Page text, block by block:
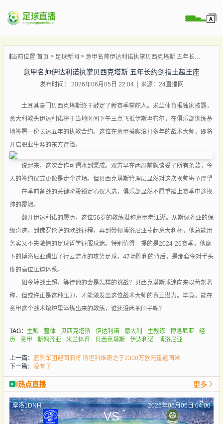
播当前位置:首页 足球新闻 意甲名帅伊达利诺执掌贝西克塔斯 五年长约剑指土超王座
意甲名帅伊达利诺执掌贝西克塔斯 五年长约剑指土超王座
发布时间： 2026年06月05日 22:04 来源：24直播网
土耳其豪门贝西克塔斯终于敲定了新赛季掌舵人。米兰体育报独家披露，
意大利教头伊达利诺将于当地时间下午三点飞抵伊斯坦布尔，在俱乐部训练基
地签署一份长达五年的执教合约。这位在意甲摸爬滚打多年的战术大师，即将
开启职业生涯的东方冒险。
说起来，这次合作可谓水到渠成。双方早在两周前就谈妥了所有条款，今
天的签约仪式更像是走个过场。但贝西克塔斯管理层显然对这次换帅寄予厚望
——在季前备战的关键阶段锁定心仪人选，俱乐部显然不愿重蹈上赛季中途换
帅的覆辙。
翻开伊达利诺的履历，这位56岁的教练堪称意甲老江湖。从斯佩齐亚的保
级奇迹，到佛罗伦萨的欧战征程，再到带领博洛尼亚捧起意大利杯，他总能用
务实又不失激情的足球哲学征服球迷。特别值得一提的是2024-26赛季，他麾
下的博洛尼亚踢出了行云流水的攻势足球，47场胜利的背后，是那套令对手头
疼的高位压迫体系。
如今转战土超，等待他的会是怎样的挑战？贝西克塔斯球迷向来以苛刻著
称，但或许正是这种压力，才能激发出这位战术大师的真正潜力。毕竟，能在
意甲这个战术熔炉里淬炼出来的教练，谁还没两把刷子呢？
TAG： 主帅 整体 贝西克塔斯 伊达利诺 意大利 主教练 博洛尼亚
经
历
意甲 斯佩齐亚 米兰体育 贝西克塔斯 伊达利诺 博洛尼亚
上一篇： 蓝黑军团迎回旧将 斯坦科维奇之子2300万欧元重返国米
下一篇： 没有了
热点直播 更多
摩洛1DNH 2026年06月06日 04:00
VS